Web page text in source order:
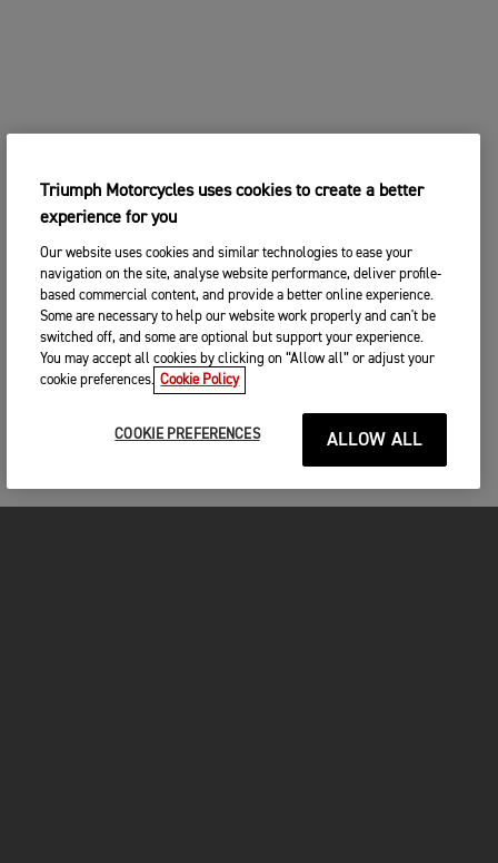
Triumph Motorcycles uses cookies to create a better
experience for you
Our website uses cookies and similar technologies to ease your
navigation on the site, analyse website performance, deliver profile-
based commercial content, and provide a better online experience.
Some are necessary to help our website work properly and can't be
switched off, and some are optional but support your experience.
You may accept all cookies by clicking on “Allow all” or adjust your
cookie preferences. Cookie Policy
COOKIE PREFERENCES ALLOW ALL